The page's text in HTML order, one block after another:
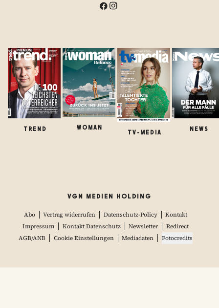
TREND WOMAN
TV-MEDIA
NEWS
VGN MEDIEN HOLDING
Abo Vertrag widerrufen Datenschutz-Policy
Kontakt
Impressum
Kontakt Datenschutz Newsletter
Redirect
AGB/ANB
Cookie Einstellungen Mediadaten Fotocredits